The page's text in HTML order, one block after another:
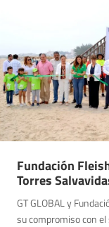
Fundación
Torres
GT GLOBAL y
su compromiso con el